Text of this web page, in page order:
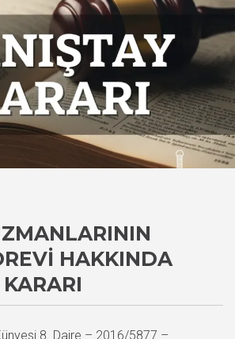
HAKKINDA
8. Daire – 2016/5877 –